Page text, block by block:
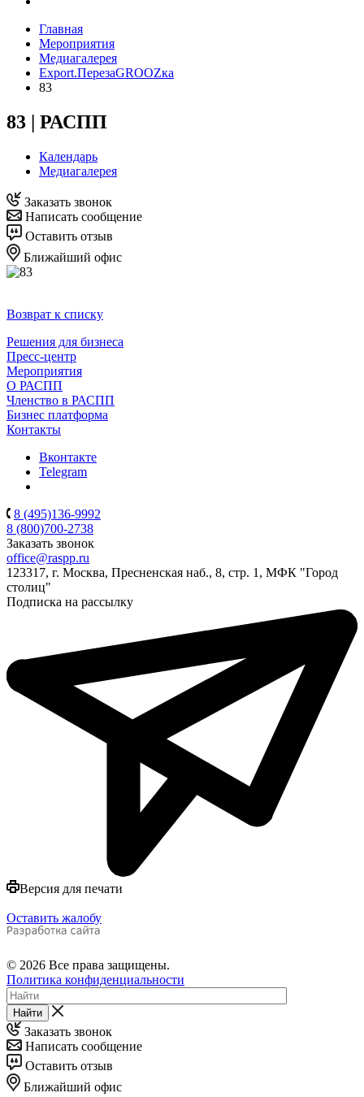
Главная
Мероприятия
Медиагалерея
Export.ПерезаGROOZка
83
83 | РАСПП
Календарь
Медиагалерея
Заказать звонок
Написать сообщение
Оставить отзыв
Ближайший офис
Возврат к списку
Решения для бизнеса
Пресс-центр
Мероприятия
О РАСПП
Членство в РАСПП
Бизнес платформа
Контакты
Вконтакте
Telegram
8 (495)136-9992
8 (800)700-2738
Заказать звонок
office@raspp.ru
123317, г. Москва, Пресненская наб., 8, стр. 1, МФК "Город
столиц"
Подписка на рассылку
Версия для печати
Оставить жалобу
© 2026 Все права защищены.
Политика конфиденциальности
Найти
Заказать звонок
Написать сообщение
Оставить отзыв
Ближайший офис